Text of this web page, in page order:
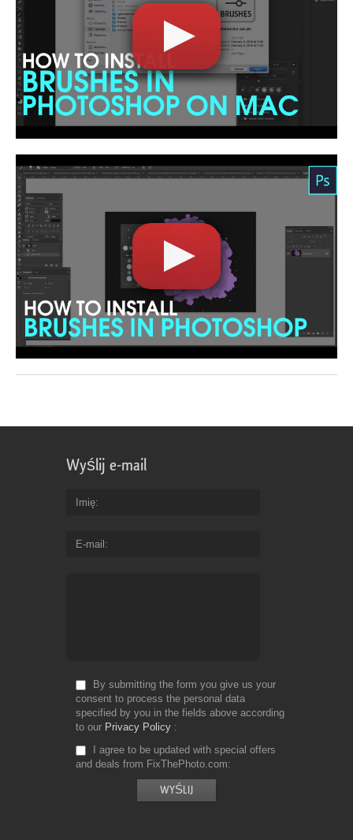
Wyślij e-mail
Imię
E-mail
By submitting the form you give us your
consent to process the personal data
specified by you in the fields above according
to our Privacy Policy
I agree to be updated with special offers
and deals from FixThePhoto.com